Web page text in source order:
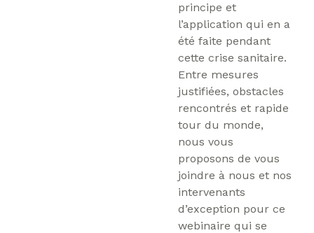
principe et
l’application qui en a
été faite pendant
cette crise sanitaire.
Entre mesures
justifiées, obstacles
rencontrés et rapide
tour du monde,
nous vous
proposons de vous
joindre à nous et nos
intervenants
d’exception pour ce
webinaire qui se